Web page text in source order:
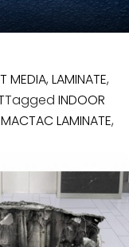
MEDIA, LAMINATE,
Tagged INDOOR
MACTAC LAMINATE,